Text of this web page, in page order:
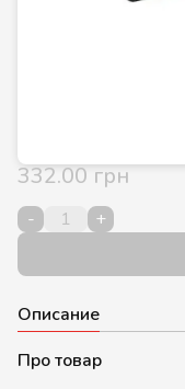
332.00 грн
- +
Описание
Про товар